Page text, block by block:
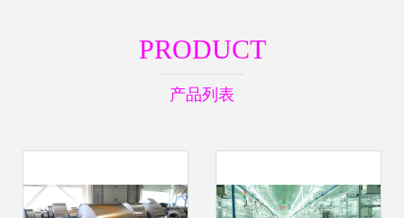
PRODUCT
产品列表